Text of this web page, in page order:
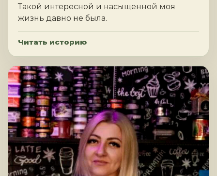
Такой интересной и насыщенной моя
жизнь давно не была.
Читать историю